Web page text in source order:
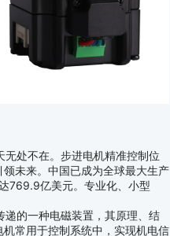
处不在。步进电机精准控制位
未来。中国已成为全球最大生产
769.9亿美元。专业化、小型
的一种电磁装置，其原理、结
常用于控制系统中，实现机电信